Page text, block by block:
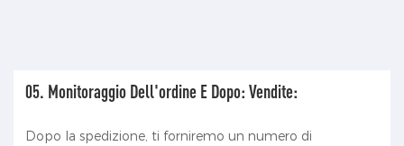
05. Monitoraggio Dell'ordine E Dopo: Vendite:
Dopo la spedizione, ti forniremo un numero di